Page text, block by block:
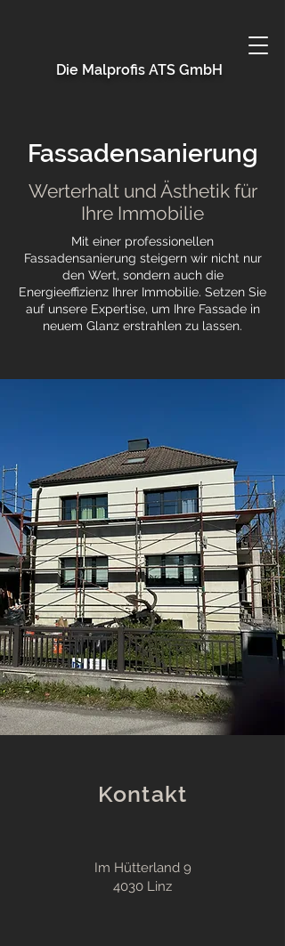
Die Malprofis ATS GmbH
Fassadensanierung
Werterhalt und Ästhetik für
Ihre Immobilie
Mit einer professionellen
Fassadensanierung steigern wir nicht nur
den Wert, sondern auch die
Energieeffizienz Ihrer Immobilie. Setzen Sie
auf unsere Expertise, um Ihre Fassade in
neuem Glanz erstrahlen zu lassen.
Kontakt
Im Hütterland 9
4030 Linz